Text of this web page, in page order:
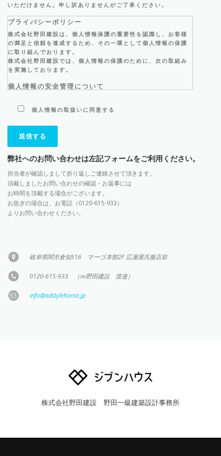
いただけません。申し訳ありませんがご了承ください。
プライバシーポリシー
株式会社野田建設は、個人情報保護の重要性を認識し、お客様
の満足と信頼を達成するため、その一環として個人情報の保護
に取り組んでおります。
株式会社野田建設では、個人情報の保護のために、次の取組み
を実施しております。
個人情報の安全管理について
め、またそれらのデータの漏洩や滅失を防止するために、社内
ります。
個人情報の利用目的について
株式会社野田建設は、利用目的を明らかにし、利用目的に必要
な範囲内でお客様の個人情報を取得させて頂きます。
個人情報は、お客様とのご連絡、メールマガジンなどお客様恵
の情報提供、商品ご購入時の決済等、お客様への有益なサービ
スのご提供、サービスの向上に利用し、これらの目的以外での
利用はいたしません。
個人情報の第三者提供の制限について
はありません。業務委託先や業務提携先と個人情報を共有する
必要がある場合にも、お客様の個人情報を漏洩、改竄、再提供
を防ぐため、個人情報保護に関する契約等の適切な処置を実施
いたします。
個人情報の開示・訂正等の窓口について
個人情報保護の継続的な取り組みについて
範を遵守いたします。
個人情報の取扱いに同意する
弊社へのお問い合わせは左記フォームをご利用ください。
担当者が確認しまして折り返しご連絡させて頂きます。
頂戴しましたお問い合わせの確認・お返事には
お時間を頂戴する場合がございます。
お急ぎの場合は、お電話（0120-615-933）
よりお問い合わせください。
岐阜県関市倉知516 マーゴ本館2F 広瀬屋呉服店前
0120-615-933 （㈱野田建設 渡邉）
info@ndstylehome.jp
株式会社野田建設 野田一級建築設計事務所